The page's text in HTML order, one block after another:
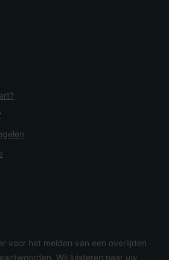
voor het melden van een overlijden
Wij luisteren naar uw